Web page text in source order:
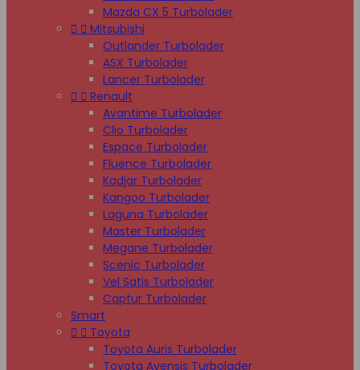
Mazda CX 5 Turbolader
  Mitsubishi
Outlander Turbolader
ASX Turbolader
Lancer Turbolader
  Renault
Avantime Turbolader
Clio Turbolader
Espace Turbolader
Fluence Turbolader
Kadjar Turbolader
Kangoo Turbolader
Laguna Turbolader
Master Turbolader
Megane Turbolader
Scenic Turbolader
Vel Satis Turbolader
Captur Turbolader
Smart
  Toyota
Toyota Auris Turbolader
Toyota Avensis Turbolader